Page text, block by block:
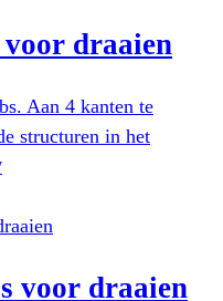
voor draaien
Aan 4 kanten te
structuren in het
voor draaien